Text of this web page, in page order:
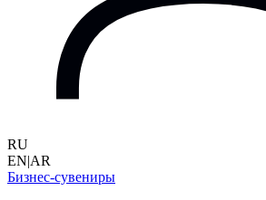
RU
EN|AR
Бизнес-сувениры